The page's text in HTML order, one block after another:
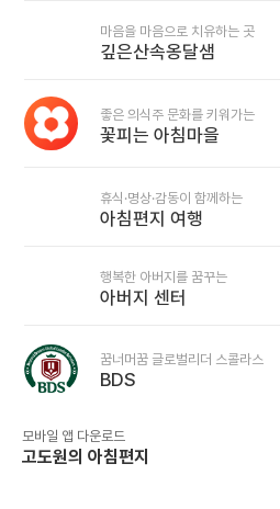
마음을 마음으로 치유하는 곳
깊은산속옹달샘
좋은 의식주 문화를 키워가는
꽃피는 아침마을
휴식·명상·감동이 함께하는
아침편지 여행
행복한 아버지를 꿈꾸는
아버지 센터
꿈너머꿈 글로벌리더 스콜라스
BDS
모바일 앱 다운로드
고도원의 아침편지